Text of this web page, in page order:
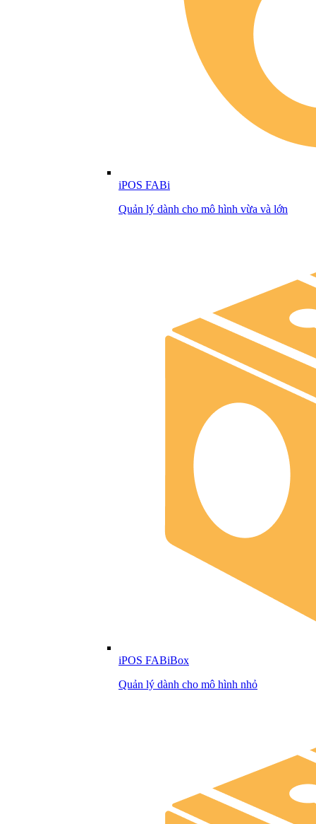
iPOS FABi
Quản lý dành cho mô hình vừa và lớn
iPOS FABiBox
Quản lý dành cho mô hình nhỏ